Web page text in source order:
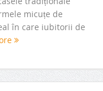
micuțe de
în care iubitorii de